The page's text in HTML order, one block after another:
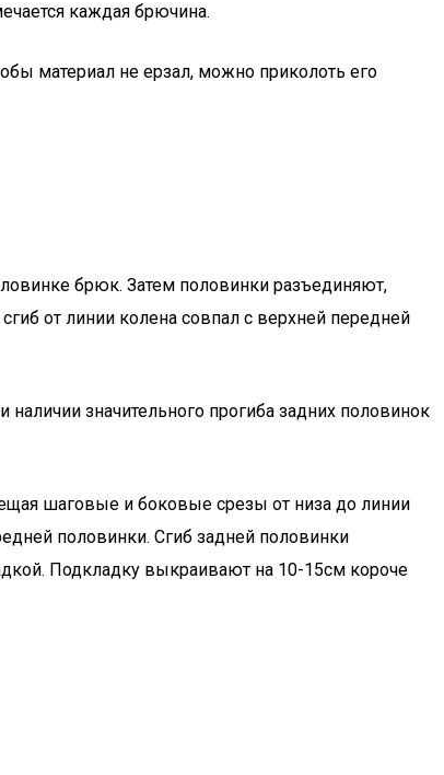
каждая брючина.
материал не ерзал, можно приколоть его
брюк. Затем половинки разъединяют,
от линии колена совпал с верхней передней
значительного прогиба задних половинок
шаговые и боковые срезы от низа до линии
половинки. Сгиб задней половинки
Подкладку выкраивают на 10-15см короче